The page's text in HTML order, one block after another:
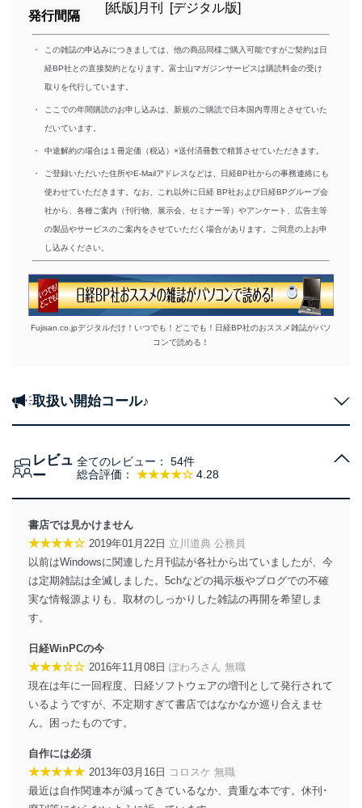
発行間隔
[紙版]月刊 [デジタル版]
・ この雑誌の申込みにつきましては、他の商品同様ご購入可能ですがご契約は日
経BP社との直接契約となります。富士山マガジンサービスは購読料金の受け
取りを代行しています。
・ ここでの年間購読のお申し込みは、新規のご購読で日本国内専用とさせていた
だいています。
・ 中途解約の場合は１冊定価（税込）×送付済冊数で精算させていただきます。
・ ご登録いただいた住所やE-Mailアドレスなどは、日経BP社からの事務連絡にも
使わせていただきます。なお、これ以外に日経 BP社および日経BPグループ会
社から、各種ご案内（刊行物、展示会、セミナー等）やアンケート、広告主等
の製品やサービスのご案内をさせていただく場合があります。ご同意の上お申
し込みください。
Fujisan.co.jpデジタルだけ！いつでも！どこでも！日経BP社のおススメ雑誌がパソ
コンで読める！
取扱い開始コール♪
レビュ
ー
総合評価： ★★★★☆ 4.28
全てのレビュー： 54件
書店では見かけません
★★★★☆ 2019年01月22日 立川道典 公務員
以前はWindowsに関連した月刊誌が各社から出ていましたが、今
は定期雑誌は全滅しました。5chなどの掲示板やブログでの不確
実な情報源よりも、取材のしっかりした雑誌の再開を希望しま
す。
日経WinPCの今
★★★☆☆ 2016年11月08日 ぽわろさん 無職
現在は年に一回程度、日経ソフトウェアの増刊として発行されて
いるようですが、不定期すぎて書店ではなかなか巡り合えませ
ん。困ったものです。
自作には必須
★★★★★ 2013年03月16日 コロスケ 無職
最近は自作関連本が減ってきているなか、貴重な本です。休刊･